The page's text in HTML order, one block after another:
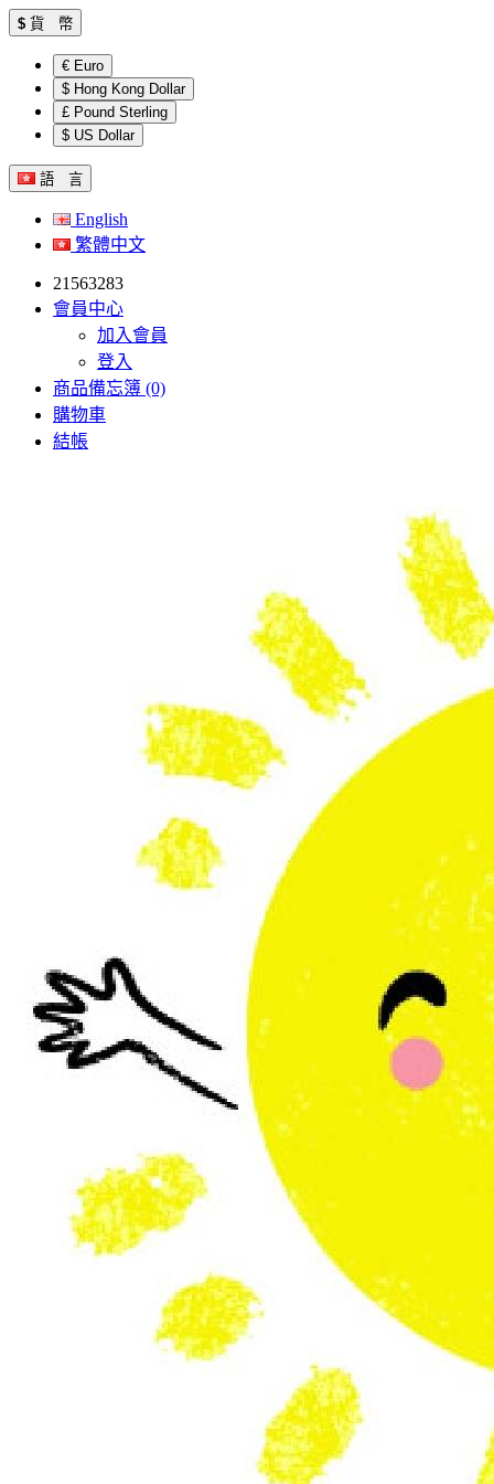
$ 貨 幣
€ Euro
$ Hong Kong Dollar
£ Pound Sterling
$ US Dollar
語 言
English
繁體中文
21563283
會員中心
加入會員
登入
商品備忘簿 (0)
購物車
結帳